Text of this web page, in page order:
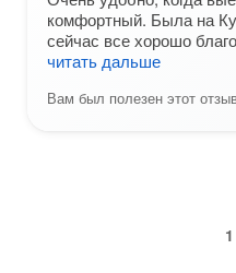
комфортный. Была на
сейчас все хорошо
читать дальше
Вам был полезен этот